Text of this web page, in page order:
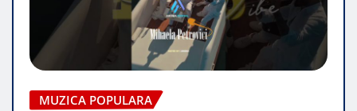
MUZICA POPULARA